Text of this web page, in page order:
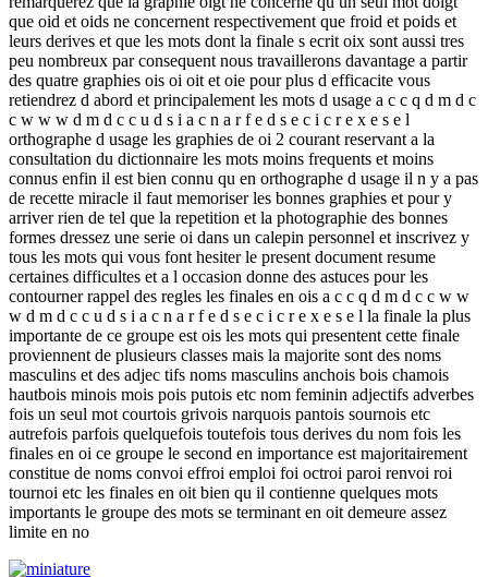
que oid et oids ne concernent respectivement que froid et poids et
leurs derives et que les mots dont la finale s ecrit oix sont aussi tres
peu nombreux par consequent nous travaillerons davantage a partir
des quatre graphies ois oi oit et oie pour plus d efficacite vous
retiendrez d abord et principalement les mots d usage a c c q d m d c
c w w w d m d c c u d s i a c n a r f e d s e c i c r e x e s e l
orthographe d usage les graphies de oi 2 courant reservant a la
consultation du dictionnaire les mots moins frequents et moins
connus enfin il est bien connu qu en orthographe d usage il n y a pas
de recette miracle il faut memoriser les bonnes graphies et pour y
arriver rien de tel que la repetition et la photographie des bonnes
formes dressez une serie oi dans un calepin personnel et inscrivez y
tous les mots qui vous font hesiter le present document resume
certaines difficultes et a l occasion donne des astuces pour les
contourner rappel des regles les finales en ois a c c q d m d c c w w
w d m d c c u d s i a c n a r f e d s e c i c r e x e s e l la finale la plus
importante de ce groupe est ois les mots qui presentent cette finale
proviennent de plusieurs classes mais la majorite sont des noms
masculins et des adjec tifs noms masculins anchois bois chamois
hautbois minois mois pois putois etc nom feminin adjectifs adverbes
fois un seul mot courtois grivois narquois pantois sournois etc
autrefois parfois quelquefois toutefois tous derives du nom fois les
finales en oi ce groupe le second en importance est majoritairement
constitue de noms convoi effroi emploi foi octroi paroi renvoi roi
tournoi etc les finales en oit bien qu il contienne quelques mots
importants le groupe des mots se terminant en oit demeure assez
limite en no